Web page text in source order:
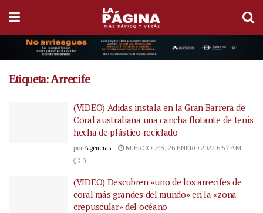
Etiqueta:Arrecife
(VIDEO) Adidas instala en la Gran Barrera de
Coral australiana una cancha flotante de tenis
hecha de plástico reciclado
por Agencias
MIÉRCOLES, 26 ENERO 2022 6:57 AM
0
(VIDEO) Descubren «uno de los arrecifes de
coral más grandes del mundo» en la «zona
crepuscular» del océano